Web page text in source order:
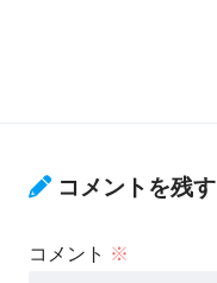
コメントを残す
コメント ※